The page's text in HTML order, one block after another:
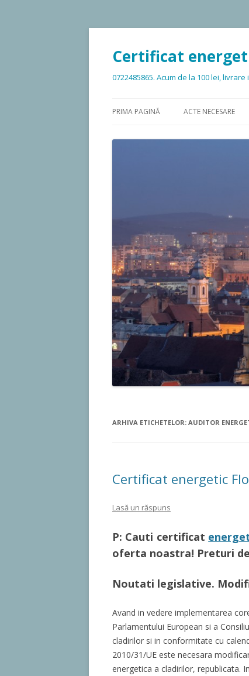
Certificat
0722485865. Acum de la 100 lei, livrare
PRIMA PAGINĂ ACTE NECESARE
ARHIVA ETICHETELOR: AUDITOR
Certificat energetic
Lasă un răspuns
P: Cauti certificat
oferta noastra! Preturi
Noutati legislative.
Avand in vedere implementarea
Parlamentului European si a
cladirilor si in conformitate cu
2010/31/UE este necesara
energetica a cladirilor, republicata.